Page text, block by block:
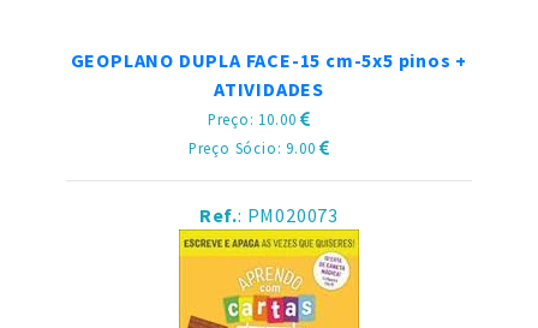
GEOPLANO DUPLA FACE-15 cm-5x5 pinos +
ATIVIDADES
Preço: 10.00
Preço Sócio: 9.00
Ref.: PM020073